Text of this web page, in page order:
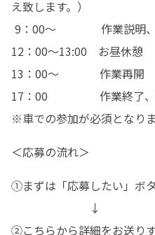
え致します。）
12：00～13:00　お昼休憩
13：00～　　　  作業再開
17：00　　　　  作業終了
※車での参加が必須となりま
＜応募の流れ＞
①まずは「応募したい」ボ
↓
②こちらから詳細をお送り